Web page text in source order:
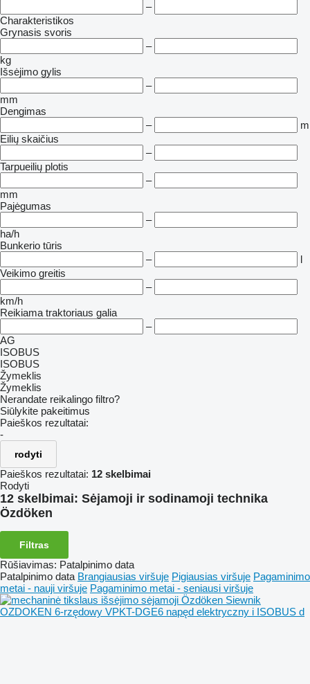
–
Charakteristikos
Grynasis svoris
–
kg
Išsėjimo gylis
–
mm
Dengimas
–
m
Eilių skaičius
–
Tarpueilių plotis
–
mm
Pajėgumas
–
ha/h
Bunkerio tūris
–
l
Veikimo greitis
–
km/h
Reikiama traktoriaus galia
–
AG
ISOBUS
ISOBUS
Žymeklis
Žymeklis
Nerandate reikalingo filtro?
Siūlykite pakeitimus
Paieškos rezultatai:
-
rodyti
Paieškos rezultatai: 12 skelbimai
Rodyti
12 skelbimai: Sėjamoji ir sodinamoji technika
Özdöken
Filtras
Rūšiavimas: Patalpinimo data
Patalpinimo data Brangiausias viršuje Pigiausias viršuje Pagaminimo
metai - nauji viršuje Pagaminimo metai - seniausi viršuje